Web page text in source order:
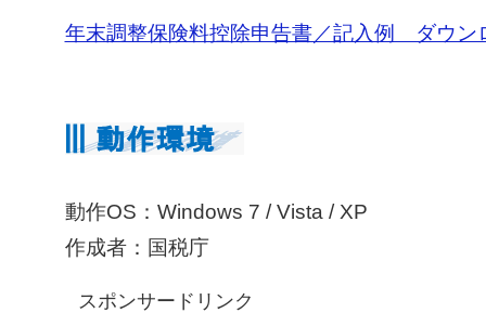
年末調整保険料控除申告書／記入例 ダウン
動作OS：Windows 7 / Vista / XP
作成者：国税庁
スポンサードリンク